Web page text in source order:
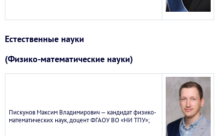
Естественные науки
(Физико-математические науки)
Пискунов Максим Владимирович — кандидат физико-
математических наук, доцент ФГАОУ ВО «НИ ТПУ»;